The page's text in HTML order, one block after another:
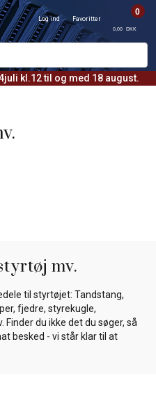
kl.12 til og med 18 august.
Log ind Favoritter
0
0,00 DKK
mv.
til styrtøjet: Tandstang,
fjedre, styrekugle,
du ikke det du søger, så
besked - vi står klar til at